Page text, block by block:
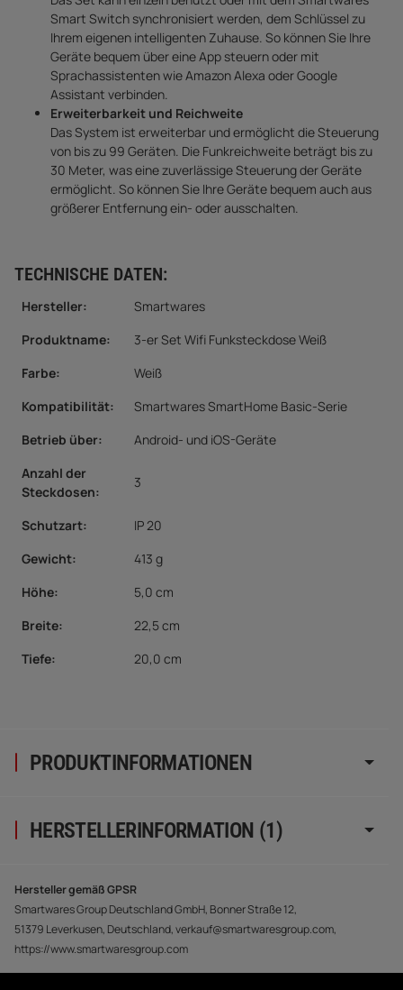
PRODUKTINFORMATIONEN
Smart Switch synchronisiert werden, dem Schlüssel zu
Ihrem eigenen intelligenten Zuhause. So können Sie Ihre
Geräte bequem über eine App steuern oder mit
Sprachassistenten wie Amazon Alexa oder Google
Assistant verbinden.
Erweiterbarkeit und Reichweite
Das System ist erweiterbar und ermöglicht die Steuerung
von bis zu 99 Geräten. Die Funkreichweite beträgt bis zu
30 Meter, was eine zuverlässige Steuerung der Geräte
ermöglicht. So können Sie Ihre Geräte bequem auch aus
größerer Entfernung ein- oder ausschalten.
TECHNISCHE DATEN:
Hersteller:
Smartwares
Produktname:
3-er Set Wifi Funksteckdose Weiß
Farbe:
Weiß
Kompatibilität:
Smartwares SmartHome Basic-Serie
Betrieb über:
Android- und iOS-Geräte
Anzahl der
Steckdosen:
3
Schutzart:
IP 20
Gewicht:
413 g
Höhe:
5,0 cm
Breite:
22,5 cm
Tiefe:
20,0 cm
HERSTELLERINFORMATION (1)
Hersteller gemäß GPSR
Smartwares Group Deutschland GmbH, Bonner Straße 12,
51379 Leverkusen, Deutschland, verkauf@smartwaresgroup.com,
https://www.smartwaresgroup.com